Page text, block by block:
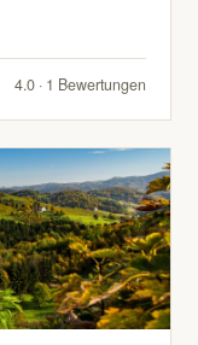
4.0 · 1 Bewertungen